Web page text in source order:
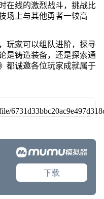
在线的激烈战斗，挑战比
场上与其他勇者一较高
玩家可以组队进阶，探寻
是铸造装备，还是探索通
都诚邀各位玩家成就属于